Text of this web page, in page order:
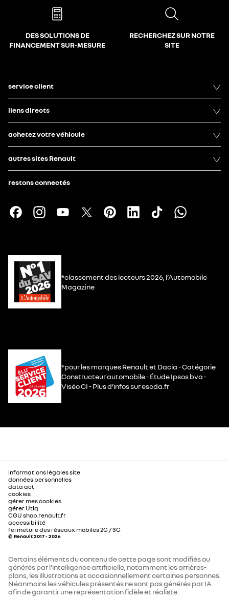
DES SOLUTIONS DE
FINANCEMENT SUR-MESURE
RECHERCHEZ SUR NOTRE
SITE
service client
liens directs
achetez votre véhicule
autres sites Renault
restons connectés
*classement des lecteurs 2026, l’Automobile
Magazine
*pour les marques Renault et Dacia - Catégorie
Constructeur automobile - Étude Ipsos bva -
Viséo CI - Plus d’infos sur escda.fr
informations légales site
données personnelles
data act
cookies
gérer mes cookies
gérer Utiq
CGU shop.renault.fr
accessibilité
fermeture des réseaux mobiles 2G / 3G
© Renault 2017 - 2026
Certains éléments du contenu de cette page sont modifiés ou
générés par l'intelligence artificielle, notamment les arrières-
plans, les illustrations et occasionnellement certaines personnes.
Néanmoins les véhicules présentés ne sont pas générés par IA
afin de garantir une représentation fidèle et réaliste.